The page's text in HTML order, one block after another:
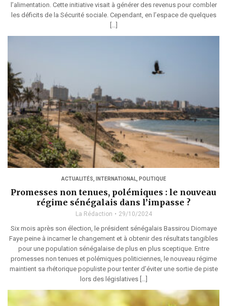
l’alimentation. Cette initiative visait à générer des revenus pour combler
les déficits de la Sécurité sociale. Cependant, en l’espace de quelques
ACTUALITÉS INTERNATIONAL, POLITIQUE
Promesses non tenues, polémiques : le nouveau
régime sénégalais dans l’impasse ?
La Rédaction 29/10/2024
Six mois après son élection, le président sénégalais Bassirou Diomaye
Faye peine à incarner le changement et à obtenir des résultats tangibles
pour une population sénégalaise de plus en plus sceptique. Entre
promesses non tenues et polémiques politiciennes, le nouveau régime
maintient sa rhétorique populiste pour tenter d’éviter une sortie de piste
lors des législatives […]